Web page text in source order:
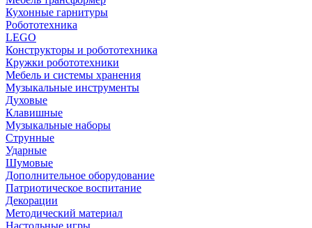
Кухонные гарнитуры
Робототехника
LEGO
Конструкторы и робототехника
Кружки робототехники
Мебель и системы хранения
Музыкальные инструменты
Духовые
Клавишные
Музыкальные наборы
Струнные
Ударные
Шумовые
Дополнительное оборудование
Патриотическое воспитание
Декорации
Методический материал
Настольные игры